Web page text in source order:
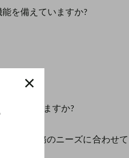
を備えていますか?
されていますか?
型や任務のニーズに合わせて